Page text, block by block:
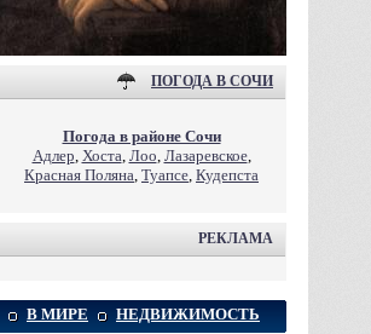
ПОГОДА В СОЧИ
Погода в районе Сочи
Адлер, Хоста, Лоо, Лазаревское,
Красная Поляна, Туапсе, Кудепста
РЕКЛАМА
В МИРЕ НЕДВИЖИМОСТЬ